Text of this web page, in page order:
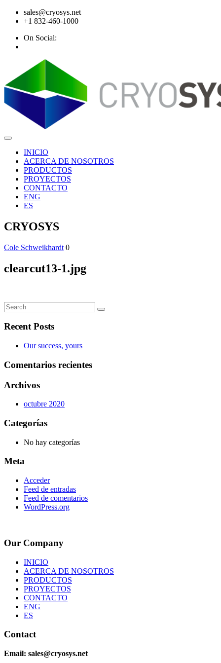
sales@cryosys.net
+1 832-460-1000
On Social:
INICIO
ACERCA DE NOSOTROS
PRODUCTOS
PROYECTOS
CONTACTO
ENG
ES
CRYOSYS
Cole Schweikhardt 0
clearcut13-1.jpg
Recent Posts
Our success, yours
Comentarios recientes
Archivos
octubre 2020
Categorías
No hay categorías
Meta
Acceder
Feed de entradas
Feed de comentarios
WordPress.org
Our Company
INICIO
ACERCA DE NOSOTROS
PRODUCTOS
PROYECTOS
CONTACTO
ENG
ES
Contact
Email: sales@cryosys.net